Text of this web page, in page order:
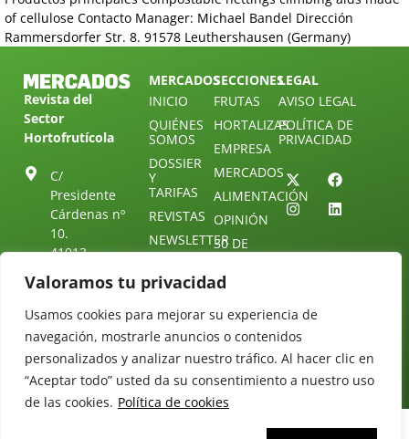
Valoramos tu privacidad
Usamos cookies para mejorar su experiencia de
navegación, mostrarle anuncios o contenidos
personalizados y analizar nuestro tráfico. Al hacer clic en
“Aceptar todo” usted da su consentimiento a nuestro uso
de las cookies. Política de cookies
of cellulose Contacto Manager: Michael Bandel Dirección
Rammersdorfer Str. 8. 91578 Leuthershausen (Germany)
Revista del
Sector
Hortofrutícola
C/
Presidente
Cárdenas nº
10.
41013
ESPAÑA
Tel: (+34) 954
25 88 51
redaccion@revistamercados.com
MERCADOS
INICIO
QUIÉNES
SOMOS
DOSSIER
Y
TARIFAS
REVISTAS
NEWSLETTER
ÚNETE A
TELEGRAM
CONTACTO
SECCIONES
FRUTAS
HORTALIZAS
EMPRESA
MERCADOS
ALIMENTACIÓN
OPINIÓN
30 DE
DIRECTORIO
LEGAL
AVISO LEGAL
POLÍTICA DE
PRIVACIDAD